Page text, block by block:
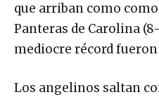
que arriban como
Panteras de Carolina
mediocre récord fueron
Los angelinos saltan